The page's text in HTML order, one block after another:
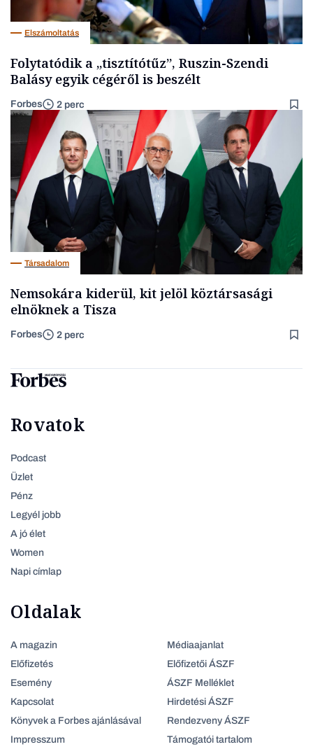
Elszámoltatás
Folytatódik a „tisztítótűz”, Ruszin-Szendi
Balásy egyik cégéről is beszélt
Forbes 2 perc
Társadalom
Nemsokára kiderül, kit jelöl köztársasági
elnöknek a Tisza
Forbes 2 perc
Rovatok
Podcast
Üzlet
Pénz
Legyél jobb
A jó élet
Women
Napi címlap
Oldalak
A magazin
Előfizetés
Esemény
Kapcsolat
Könyvek a Forbes ajánlásával
Impresszum
Médiaajanlat
Előfizetői ÁSZF
ÁSZF Melléklet
Hirdetési ÁSZF
Rendezveny ÁSZF
Támogatói tartalom